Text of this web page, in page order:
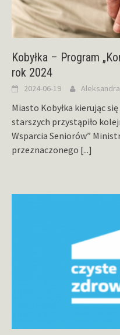
Kobyłka – Program
rok 2024
2024-06-19
Miasto Kobyłka kierując
starszych przystąpiło
Wsparcia Seniorów”
przeznaczonego [...]